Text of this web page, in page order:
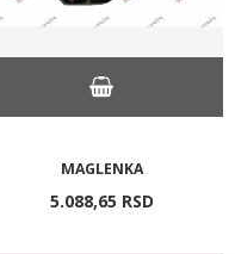
MAGLENKA
5.088,65 RSD